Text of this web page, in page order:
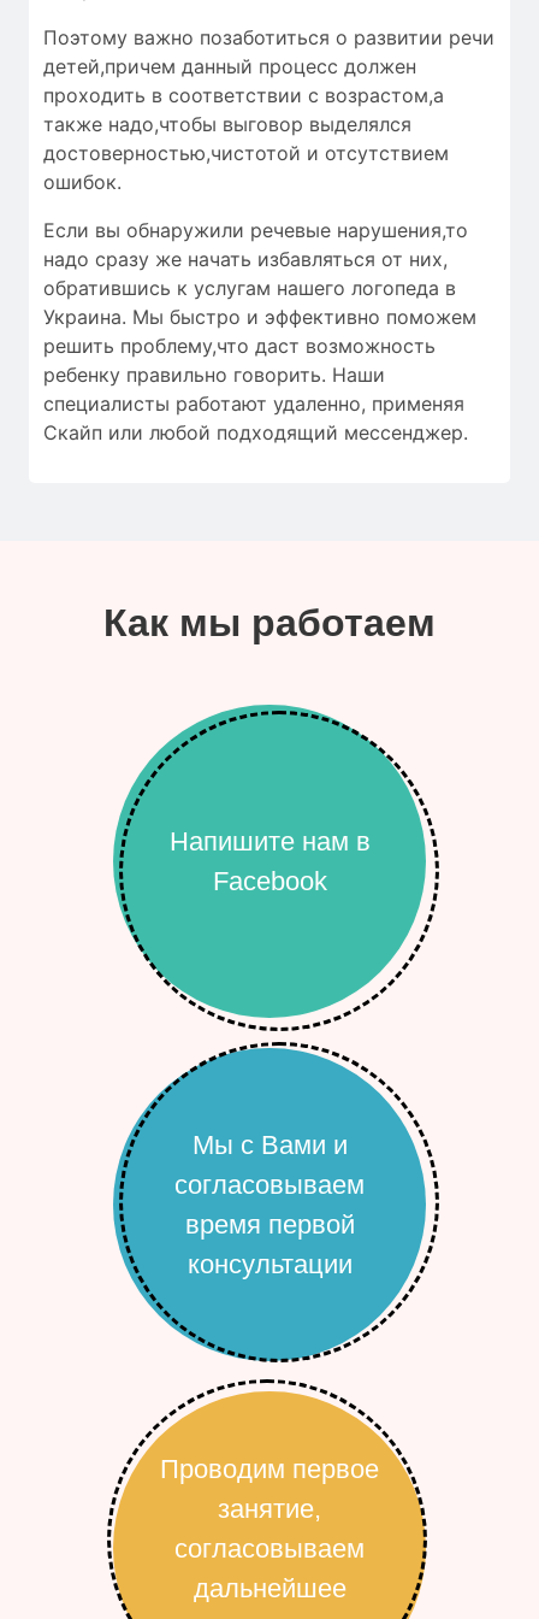
Поэтому важно позаботиться о развитии речи
детей,причем данный процесс должен
проходить в соответствии с возрастом,а
также надо,чтобы выговор выделялся
достоверностью,чистотой и отсутствием
ошибок.
Если вы обнаружили речевые нарушения,то
надо сразу же начать избавляться от них,
обратившись к услугам нашего логопеда в
Украина. Мы быстро и эффективно поможем
решить проблему,что даст возможность
ребенку правильно говорить. Наши
специалисты работают удаленно, применяя
Скайп или любой подходящий мессенджер.
Как мы работаем
Напишите нам в
Facebook
Мы с Вами и
согласовываем
время первой
консультации
Проводим первое
занятие,
согласовываем
дальнейшее